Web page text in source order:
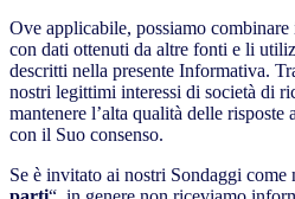
Ove applicabile, possiamo
con dati ottenuti da altre fonti e li
descritti nella presente Informativa.
nostri legittimi interessi di società di
mantenere l’alta qualità delle risposte
con il Suo consenso.
Se è invitato ai nostri Sondaggi come